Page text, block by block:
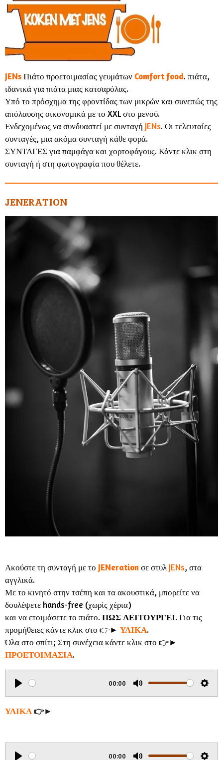
JENs Πιάτο προετοιμασίας γευμάτων Comfort food. πιάτα,
ιδανικά για πιάτα μιας κατσαρόλας.
Υπό το πρόσχημα της φροντίδας των μικρών και συνεπώς της
απόλαυσης οικονομικά με το XXL στο μενού.
Ενδεχομένως να συνδυαστεί με συνταγή JENs. Οι τελευταίες
συνταγές, μια ακόμα συνταγή κάθε φορά.
ΣΥΝΤΑΓΕΣ για παμφάγα και χορτοφάγους. Κάντε κλικ στη
συνταγή ή στη φωτογραφία που θέλετε.
JENERATION
Ακούστε τη συνταγή με το JENeration σε στυλ JENs, στα
αγγλικά.
Με το κινητό στην τσέπη και τα ακουστικά, μπορείτε να
δουλέψετε hands-free (χωρίς χέρια)
και να ετοιμάσετε το πιάτο. ΠΩΣ ΛΕΙΤΟΥΡΓΕΙ. Για τις
προμήθειες κάντε κλικ στο 👉► ΥΛΙΚΑ.
Όλα στο σπίτι; Στη συνέχεια κάντε κλικ στο 👉►
ΠΡΟΕΤΟΙΜΑΣΙΑ.
P
l
00:00
M
S
i
ΥΛΙΚΑ 👉►
00:00